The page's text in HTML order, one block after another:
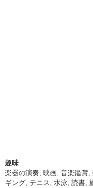
趣味
楽器の演奏, 映画, 音楽鑑賞,
ギング, テニス, 水泳, 読書,